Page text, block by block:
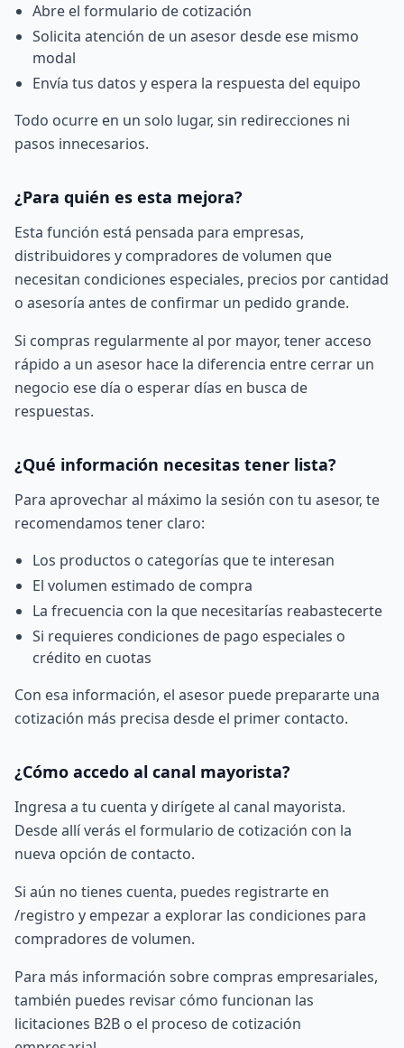
Abre el formulario de cotización
Solicita atención de un asesor desde ese mismo
modal
Envía tus datos y espera la respuesta del equipo
Todo ocurre en un solo lugar, sin redirecciones ni
pasos innecesarios.
¿Para quién es esta mejora?
Esta función está pensada para empresas,
distribuidores y compradores de volumen que
necesitan condiciones especiales, precios por cantidad
o asesoría antes de confirmar un pedido grande.
Si compras regularmente al por mayor, tener acceso
rápido a un asesor hace la diferencia entre cerrar un
negocio ese día o esperar días en busca de
respuestas.
¿Qué información necesitas tener lista?
Para aprovechar al máximo la sesión con tu asesor, te
recomendamos tener claro:
Los productos o categorías que te interesan
El volumen estimado de compra
La frecuencia con la que necesitarías reabastecerte
Si requieres condiciones de pago especiales o
crédito en cuotas
Con esa información, el asesor puede prepararte una
cotización más precisa desde el primer contacto.
¿Cómo accedo al canal mayorista?
Ingresa a tu cuenta y dirígete al canal mayorista.
Desde allí verás el formulario de cotización con la
nueva opción de contacto.
Si aún no tienes cuenta, puedes registrarte en
/registro y empezar a explorar las condiciones para
compradores de volumen.
Para más información sobre compras empresariales,
también puedes revisar cómo funcionan las
licitaciones B2B o el proceso de cotización